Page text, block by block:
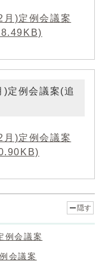
)定例会議案
定例会議案(追
)定例会議案
隠す
例会議案
会議案